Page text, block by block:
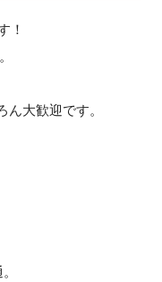
！
大歓迎です。